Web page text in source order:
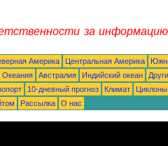
за
Америка Центральная Америка
Океания Австралия Индийский океан
10-дневный прогноз Климат
Циклоны
Рассылка О нас